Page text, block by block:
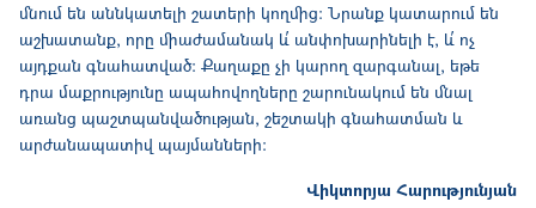
մնում են աննկատելի շատերի կողմից։ Նրանք կատարում են
աշխատանք, որը միաժամանակ և՛ անփոխարինելի է, և՛ ոչ
այդքան գնահատված։ Քաղաքը չի կարող զարգանալ, եթե
դրա մաքրությունը ապահովողները շարունակում են մնալ
առանց պաշտպանվածության, շեշտակի գնահատման և
արժանապատիվ պայմանների։
Վիկտորյա Հարությունյան